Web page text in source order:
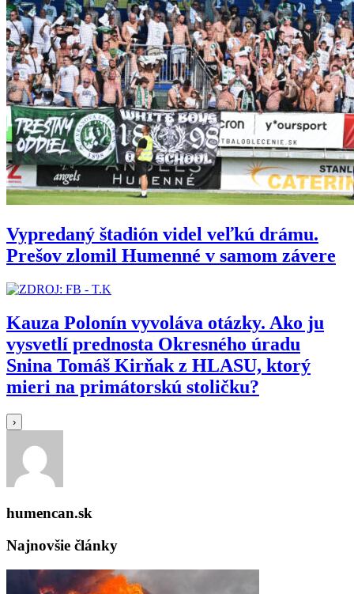
Vypredaný štadión videl veľkú drámu.
Prešov zlomil Humenné v samom závere
Kauza Polonín vyvoláva otázky. Ako ju
vysvetlí prednosta Okresného úradu
Snina Tomáš Kirňak z HLASU, ktorý
mieri na primátorskú stoličku?
›
humencan.sk
Najnovšie články